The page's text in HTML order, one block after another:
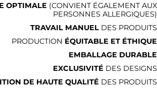
OPTIMALE (CONVIENT ÉGALEMENT AUX
PERSONNES ALLERGIQUES)
TRAVAIL MANUEL DES PRODUITS
PRODUCTION ÉQUITABLE ET ÉTHIQUE
EMBALLAGE DURABLE
EXCLUSIVITÉ DES DESIGNS
DE HAUTE QUALITÉ DES PRODUITS